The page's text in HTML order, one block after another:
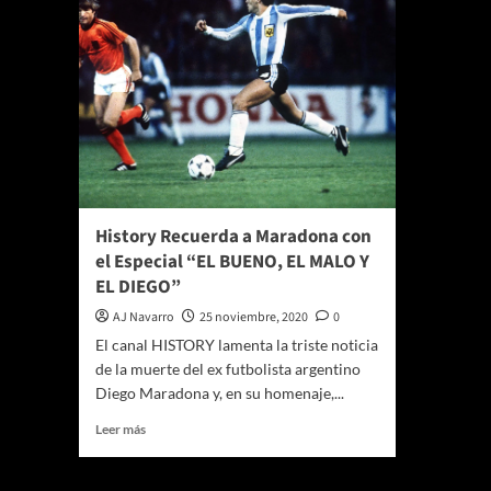
History Recuerda a Maradona con
el Especial “EL BUENO, EL MALO Y
EL DIEGO”
AJ Navarro 25 noviembre, 2020
0
El canal HISTORY lamenta la triste noticia
de la muerte del ex futbolista argentino
Diego Maradona y, en su homenaje,...
Leer másLeer